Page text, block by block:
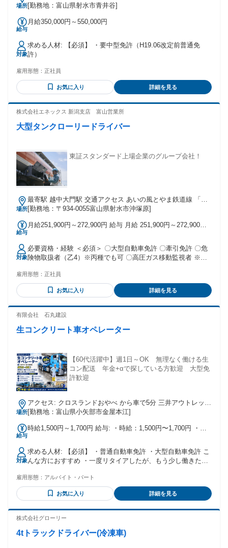
場所[勤務地：富山県射水市青井谷]
給与
月給350,000円～550,000円
対象
求める人材: 【必須】 ・要中型免許（H19.06改定前普通免
許）
雇用形態： 正社員
お気に入り 詳細を見る
株式会社エネックス 新潟支店 富山営業所
大型タンクローリードライバー
東証スタンダード上場企業のグループ会社！
場所
最寄駅 越中大門駅 交通アクセス あいの風とやま鉄道線 「越
中大門駅」より車で8分
[勤務地：〒934-0055富山県射水市沖塚原]
給与
月給251,900円～272,900円 給与 月給 251,900円～272,900円
ます ※配送手当を含む（最低保証あり/40,000円） ※家族手
当、住宅手当が含まれます ※深夜・休日手当は別途支給 〇賞
与あり：年2回 〇昇給あり：年1回 平均月収：320,000円 想定
年収：420万円～500万円ほど ▼各種手当 〇家族手当 ・扶養
〇配送手当：稼働により支給額決定 ・最低保証40,000円 〇稼
働手当 ・定められた業務に従事した際に支給 〇安全加算：規
定により支給 〇資格取得費用負担制度
対象
必要資格・経験 ＜必須＞ 〇大型自動車免許 〇牽引免許 〇危
険物取扱者（乙4）※丙種でも可 〇高圧ガス移動監視者 ※大
ば、 免許資格取得を前提に応募可能です。 また、大型免許以
外の業務上必要となる免許資格については、 祝金の支給や取
得支援制度をご用意しています。 詳細は採用担当までお問合
雇用形態： 正社員
お気に入り 詳細を見る
有限会社 石丸建設
生コンクリート車オペレーター
【60代活躍中】週1日～OK 無理なく働ける生
コン配送 年金+αで探している方歓迎 大型免
許歓迎
場所
アクセス: クロスランドおやべ から車で5分 三井アウトレット
パーク 北陸小矢部 から車で10分
[勤務地：富山県小矢部市金屋本江]
給与
時給1,500円～1,700円 給与: ・時給：1,500円〜1,700円 ・通
対象
求める人材: 【必須】 ・普通自動車免許 ・大型自動車免許 こ
んな方におすすめ ・一度リタイアしたが、もう少し働きたい
方 ・ドライバー経験・生コン経験を活かしたい方
雇用形態： アルバイト・パート
お気に入り 詳細を見る
株式会社グローリー
4tトラックドライバー(冷凍車)